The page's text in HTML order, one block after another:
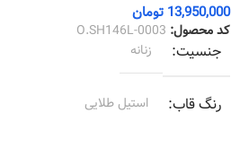
13,950,000 تومان
کد محصول: O.SH146L-0003
جنسیت زنانه
رنگ قاب استیل طلایی